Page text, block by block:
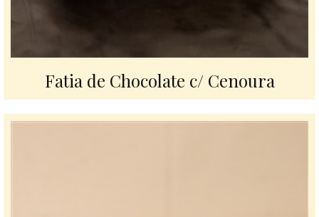
Fatia de Chocolate c/ Cenoura